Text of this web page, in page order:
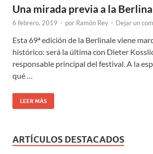
Una mirada previa a la
6 febrero, 2019 - por Ramón Rey - Dejar un
Esta 69ª edición de la Berlinale viene
histórico: será la última con Dieter
responsable principal del festival. A la
qué …
LEER MÁS
ARTÍCULOS DESTACADOS